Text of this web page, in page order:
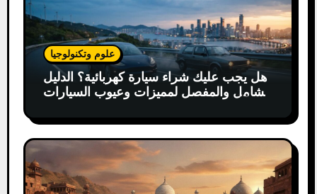
علوم وتكنولوجيا
هل يجب عليك شراء سيارة كهربائية؟ الدليل
الشامل والمفصل لمميزات وعيوب السيارات